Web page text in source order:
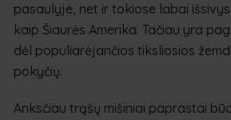
pasaulyje, net ir tokiose labai
kaip Šiaurės Amerika. Tačiau yra
dėl populiarėjančios tiksliosios
pokyčių.
Anksčiau trąšų mišiniai paprastai